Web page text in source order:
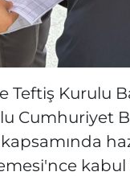
Teftiş Kurulu
Cumhuriyet